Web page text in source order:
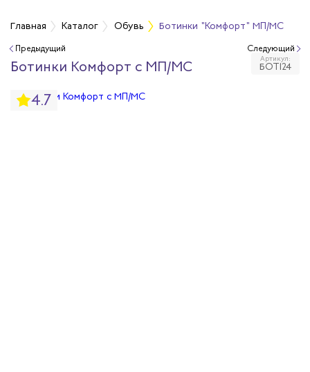
Главная Каталог Обувь Ботинки "Комфорт" МП/МС
Предыдущий
Ботинки Комфорт с МП/МС Артикул:
БОТ124
4.7
Следующий